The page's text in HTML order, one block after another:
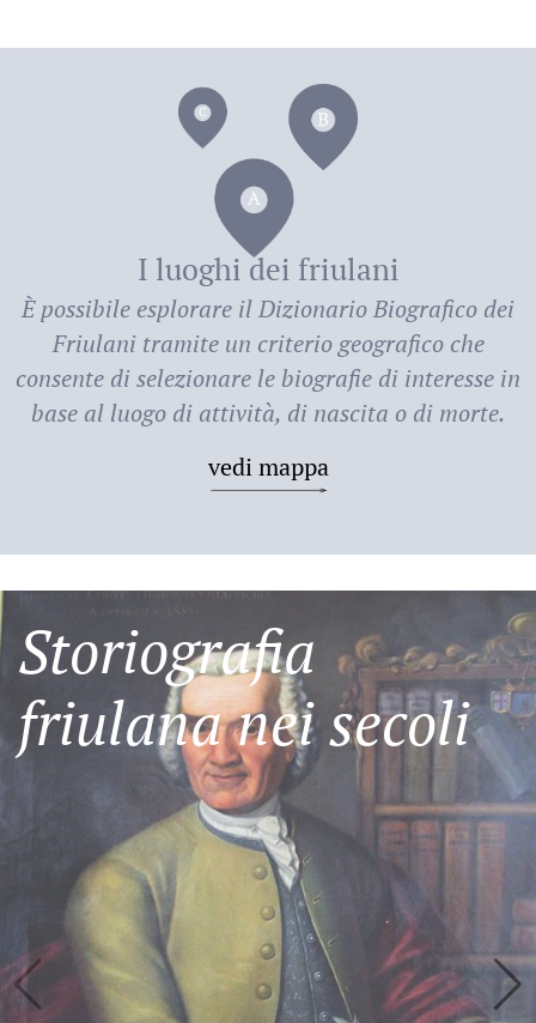
dei
Friulani
I luoghi dei friulani
È possibile esplorare ilDizionario Biografico dei
Friulani tramite un criterio geografico che
consente di selezionare le biografie di interesse in
base al luogo di attività, di nascita o di morte.
vedi mappa
Storiografia
friulana nei secoli